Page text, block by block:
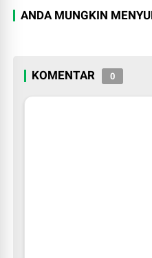
ANDA MUNGKIN
KOMENTAR 0